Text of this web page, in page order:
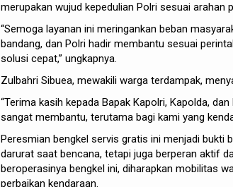
merupakan wujud kepedulian Polri sesuai arahan
“Semoga layanan ini meringankan beban
bandang, dan Polri hadir membantu sesuai
solusi cepat,” ungkapnya.
Zulbahri Sibuea, mewakili warga terdampak,
“Terima kasih kepada Bapak Kapolri, Kapolda,
sangat membantu, terutama bagi kami yang
Peresmian bengkel servis gratis ini menjadi bukti
darurat saat bencana, tetapi juga berperan aktif
beroperasinya bengkel ini, diharapkan mobilitas
perbaikan kendaraan.